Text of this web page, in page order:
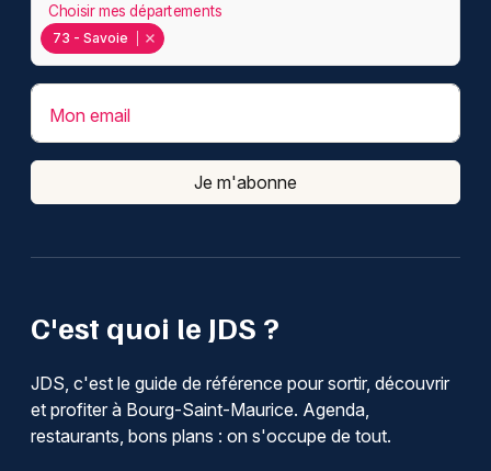
C'est quoi le JDS ?
JDS, c'est le guide de référence pour sortir, découvrir
et profiter à Bourg-Saint-Maurice. Agenda,
restaurants, bons plans : on s'occupe de tout.
73 - Savoie
Choisir mes départements
Mon email
Je m'abonne